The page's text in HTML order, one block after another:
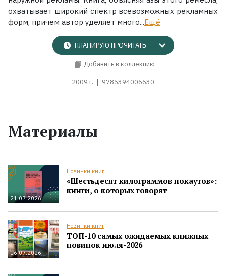
охватывает широкий спектр всевозможных рекламных
форм, причем автор уделяет много...Ещё
ПЛАНИРУЮ ПРОЧИТАТЬ
Добавить в коллекцию
2009 г. 9785394006630
Материалы
21.07.2026
Новинки книг
«Шестьдесят килограммов нокаутов»:
книги, о которых говорят
16.07.2026
Новинки книг
ТОП-10 самых ожидаемых книжных
новинок июля-2026